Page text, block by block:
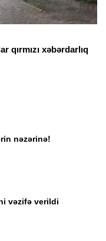
qırmızı xəbərdarlıq
nəzərinə!
vəzifə verildi